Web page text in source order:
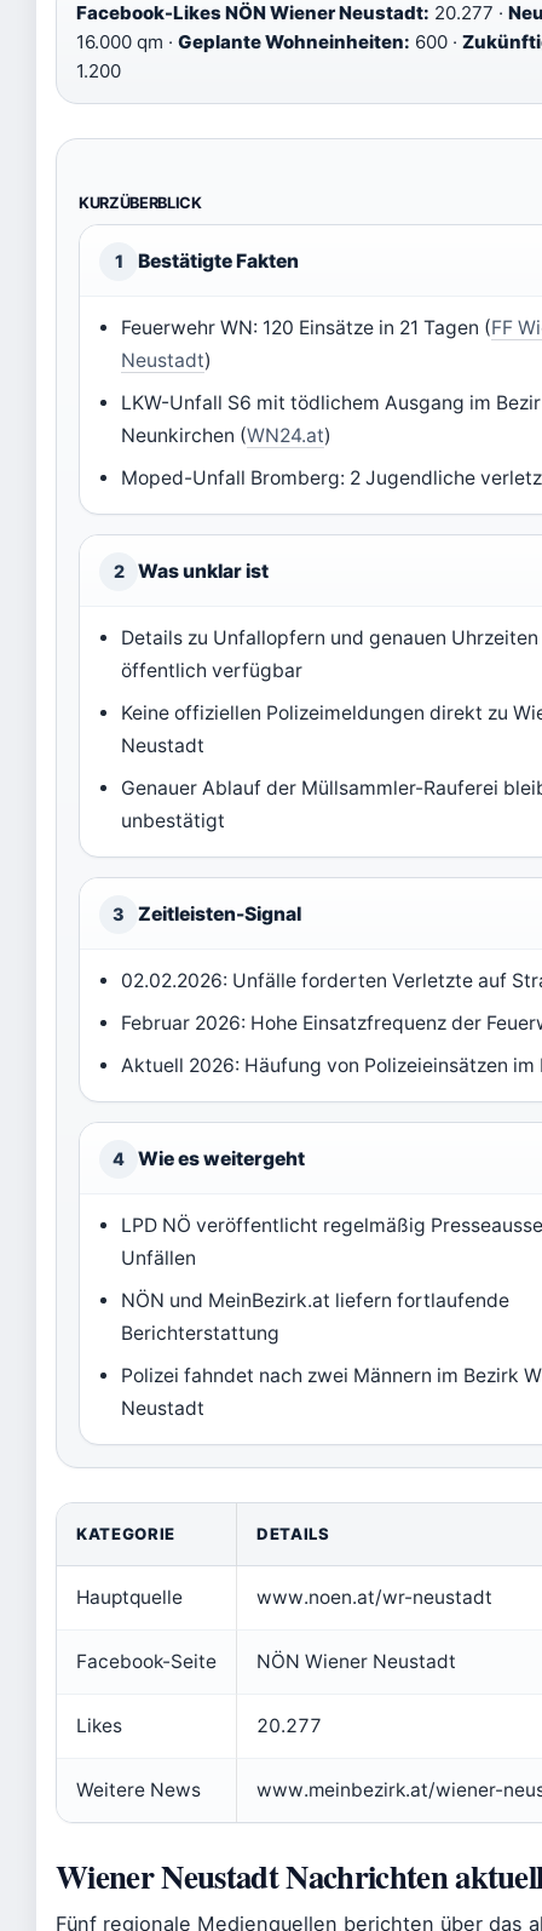
Facebook-Likes NÖN Wiener Neustadt: 20.277 ·
16.000 qm · Geplante Wohneinheiten: 600 ·
1.200
KURZÜBERBLICK
1 Bestätigte Fakten
Feuerwehr WN: 120 Einsätze in 21 Tagen (FF
Neustadt)
LKW-Unfall S6 mit tödlichem Ausgang im
Neunkirchen (WN24.at)
Moped-Unfall Bromberg: 2 Jugendliche
2 Was unklar ist
Details zu Unfallopfern und genauen
öffentlich verfügbar
Keine offiziellen Polizeimeldungen direkt zu
Neustadt
Genauer Ablauf der Müllsammler-Rauferei
unbestätigt
3 Zeitleisten-Signal
02.02.2026: Unfälle forderten Verletzte auf
Februar 2026: Hohe Einsatzfrequenz der
Aktuell 2026: Häufung von Polizeieinsätzen im
4 Wie es weitergeht
LPD NÖ veröffentlicht regelmäßig
Unfällen
NÖN und MeinBezirk.at liefern fortlaufende
Berichterstattung
Polizei fahndet nach zwei Männern im Bezirk
Neustadt
KATEGORIE DETAILS
Hauptquelle www.noen.at/wr-neustadt
Facebook-Seite NÖN Wiener Neustadt
Likes 20.277
Weitere News www.meinbezirk.at/wiener-
Wiener Neustadt Nachrichten
Fünf regionale Medienquellen berichten über das